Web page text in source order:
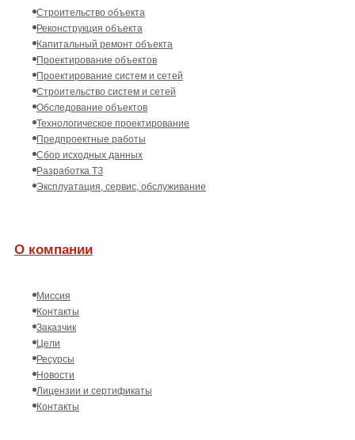
Строительство объекта
Реконструкция объекта
Капитальный ремонт объекта
Проектирование объектов
Проектирование систем и сетей
Строительство систем и сетей
Обследование объектов
Технологическое проектирование
Предпроектные работы
Сбор исходных данных
Разработка ТЗ
Эксплуатация, сервис, обслуживание
О компании
Миссия
Контакты
Заказчик
Цели
Ресурсы
Новости
Лицензии и сертификаты
Контакты